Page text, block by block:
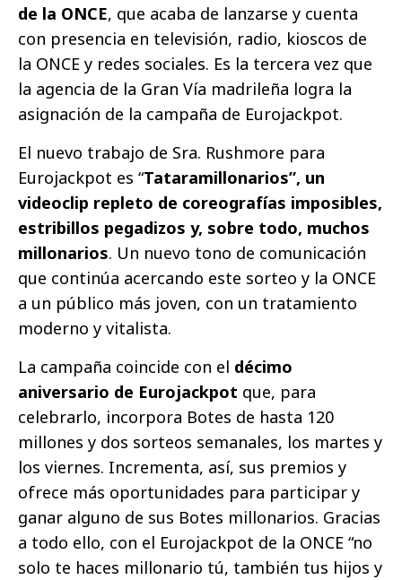
de la ONCE, que acaba de lanzarse y cuenta
con presencia en televisión, radio, kioscos de
la ONCE y redes sociales. Es la tercera vez que
la agencia de la Gran Vía madrileña logra la
asignación de la campaña de Eurojackpot.
El nuevo trabajo de Sra. Rushmore para
Eurojackpot es “Tataramillonarios”, un
videoclip repleto de coreografías imposibles,
estribillos pegadizos y, sobre todo, muchos
millonarios. Un nuevo tono de comunicación
que continúa acercando este sorteo y la ONCE
a un público más joven, con un tratamiento
moderno y vitalista.
La campaña coincide con el décimo
aniversario de Eurojackpot que, para
celebrarlo, incorpora Botes de hasta 120
millones y dos sorteos semanales, los martes y
los viernes. Incrementa, así, sus premios y
ofrece más oportunidades para participar y
ganar alguno de sus Botes millonarios. Gracias
a todo ello, con el Eurojackpot de la ONCE “no
solo te haces millonario tú, también tus hijos y